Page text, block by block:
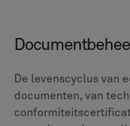
Hoewel beide
gegevens uit
integreren voor
krachtig voor